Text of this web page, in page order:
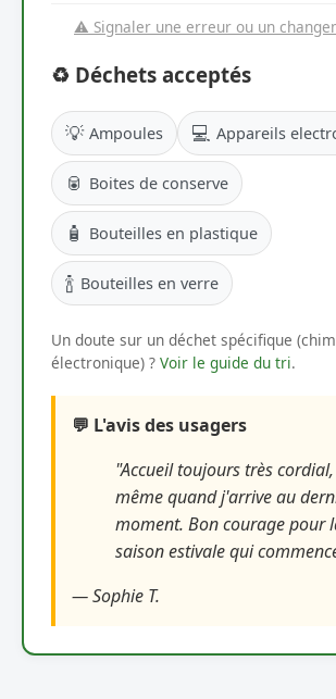
⚠️ Signaler une erreur ou un
♻️ Déchets acceptés
💡 Ampoules 💻 Appareils
🥫 Boites de conserve
🧴 Bouteilles en plastique
🍾 Bouteilles en verre
Un doute sur un déchet spécifique
électronique) ? Voir le guide du tri.
💬 L'avis des usagers
"Accueil toujours très cordial,
même quand j'arrive au
moment. Bon courage pour
saison estivale qui
— Sophie T.